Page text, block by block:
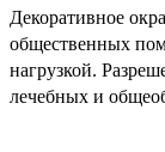
Декоративное
общественных
нагрузкой.
лечебных и